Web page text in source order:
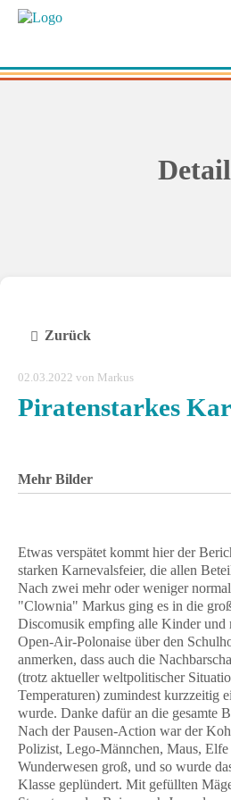
Zurück
02.03.2022 von Markus
Piratenstarkes
Mehr Bilder
Etwas verspätet kommt hier der
starken Karnevalsfeier, die allen
Nach zwei mehr oder weniger
"Clownia" Markus ging es in die
Discomusik empfing alle Kinder und
Open-Air-Polonaise über den
anmerken, dass auch die
(trotz aktueller weltpolitischer
Temperaturen) zumindest kurzzeitig
wurde. Danke dafür an die gesamte
Nach der Pausen-Action war der
Polizist, Lego-Männchen, Maus, Elfe
Wunderwesen groß, und so wurde
Klasse geplündert. Mit gefüllten